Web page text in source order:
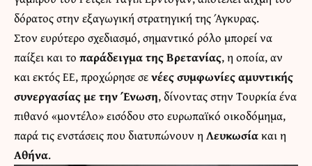
δόρατος στην εξαγωγική στρατηγική της Άγκυρας.
Στον ευρύτερο σχεδιασμό, σημαντικό ρόλο μπορεί να
παίξει και το παράδειγμα της Βρετανίας, η οποία, αν
και εκτός ΕΕ, προχώρησε σενέες συμφωνίες αμυντικής
συνεργασίας με την Ένωση, δίνοντας στην Τουρκία ένα
πιθανό «μοντέλο» εισόδου στο ευρωπαϊκό οικοδόμημα,
παρά τις ενστάσεις που διατυπώνουν η Λευκωσίακαι η
Αθήνα.